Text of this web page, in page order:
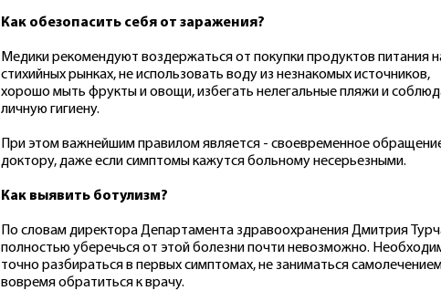
Как обезопасить себя от заражения?
Медики рекомендуют воздержаться от покупки продуктов питания
стихийных рынках, не использовать воду из незнакомых источников,
хорошо мыть фрукты и овощи, избегать нелегальные пляжи и
личную гигиену.
При этом важнейшим правилом является - своевременное
доктору, даже если симптомы кажутся больному несерьезными.
Как выявить ботулизм?
По словам директора Департамента здравоохранения Дмитрия
полностью уберечься от этой болезни почти невозможно.
точно разбираться в первых симптомах, не заниматься
вовремя обратиться к врачу.